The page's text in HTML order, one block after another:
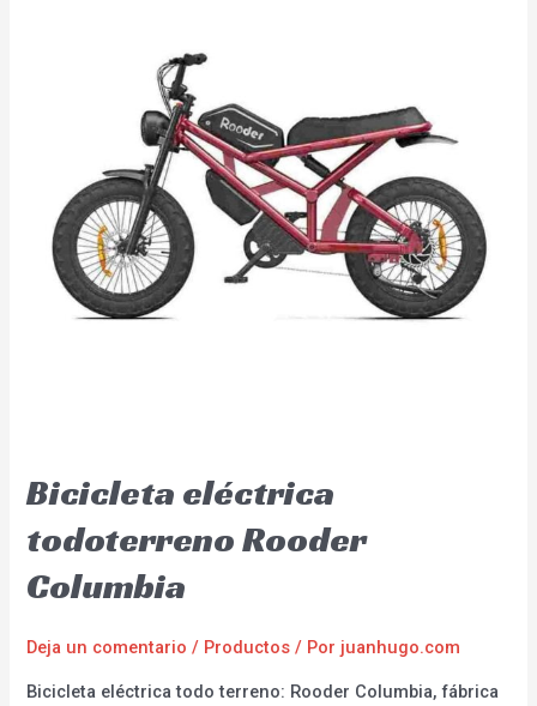
Bicicleta eléctrica
todoterreno Rooder
Columbia
Deja un comentario / Productos / Por juanhugo.com
Bicicleta eléctrica todo terreno: Rooder Columbia, fábrica